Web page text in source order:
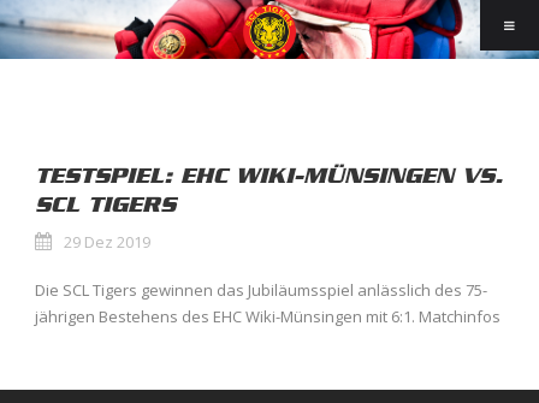
TESTSPIEL: EHC WIKI-MÜNSINGEN VS.
SCL TIGERS
29 Dez 2019
Die SCL Tigers gewinnen das Jubiläumsspiel anlässlich des 75-
jährigen Bestehens des EHC Wiki-Münsingen mit 6:1. Matchinfos